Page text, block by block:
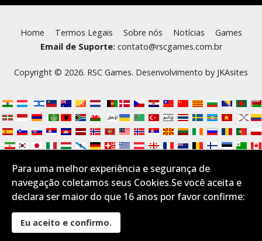
Home Termos Legais Sobre nós Notícias
Games
Email de Suporte: contato@rscgames.com.br
Copyright © 2026. RSC Games. Desenvolvimento by JKAsites
Desktop Layout
Para uma melhor experiência e segurança de
navegação coletamos seus Cookies.Se você aceita e
declara ser maior do que 16 anos por favor confirme:
Eu aceito e confirmo.